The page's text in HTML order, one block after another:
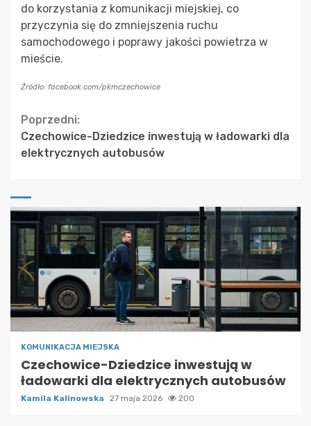
do korzystania z komunikacji miejskiej, co
przyczynia się do zmniejszenia ruchu
samochodowego i poprawy jakości powietrza w
mieście.
Źródło: facebook.com/pkmczechowice
Continue
Reading
Poprzedni:
Czechowice-Dziedzice inwestują w ładowarki dla
elektrycznych autobusów
KOMUNIKACJA MIEJSKA
Czechowice-Dziedzice inwestują w
ładowarki dla elektrycznych autobusów
Kamila Kalinowska 27 maja 2026 200